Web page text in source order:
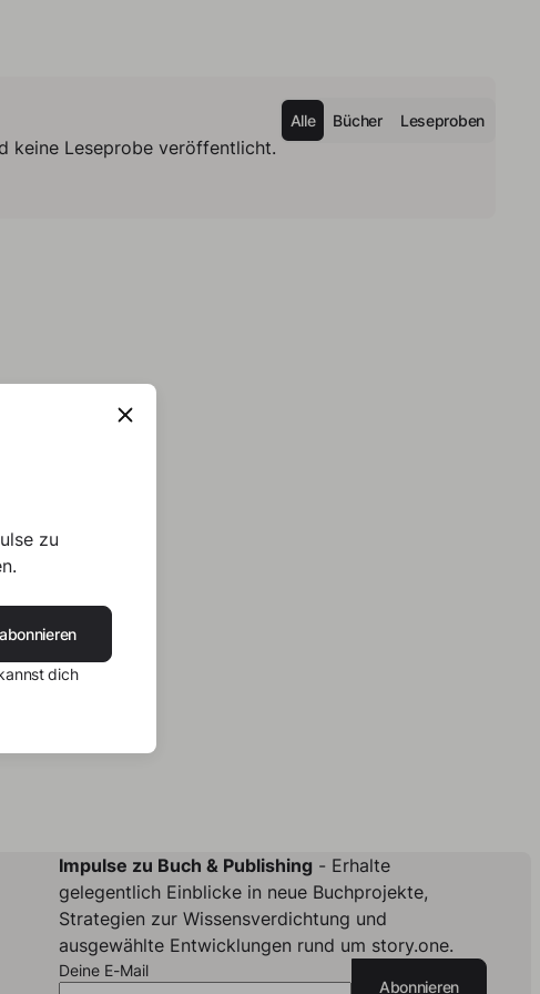
Alle Bücher Leseproben
keine Leseprobe veröffentlicht.
Impulse zu Buch & Publishing- Erhalte
gelegentlich Einblicke in neue Buchprojekte,
Strategien zur Wissensverdichtung und
ausgewählte Entwicklungen rund um story.one.
Deine E-Mail
Abonnieren
zu
dich